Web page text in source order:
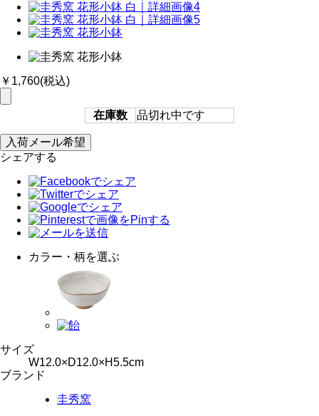
￥1,760(税込)
在庫数 品切れ中です
シェアする
カラー・柄を選ぶ
サイズ
W12.0×D12.0×H5.5cm
ブランド
圭秀窯